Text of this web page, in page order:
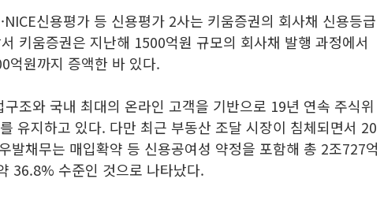
·NICE신용평가 등 신용평가 2사는 키움증권의 회사채 신용등급
키움증권은 지난해 1500억원 규모의 회사채 발행 과정에서
억원까지 증액한 바 있다.
조와 국내 최대의 온라인 고객을 기반으로 19년 연속 주식위
유지하고 있다. 다만 최근 부동산 조달 시장이 침체되면서 20
발채무는 매입확약 등 신용공여성 약정을 포함해 총 2조727억
36.8% 수준인 것으로 나타났다.